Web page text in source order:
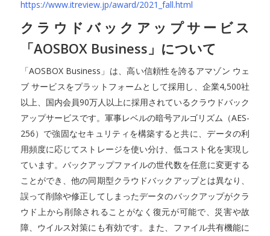
https://www.itreview.jp/award/2021_fall.html
クラウドバックアップサービス
「AOSBOX Business」について
「AOSBOX Business」は、高い信頼性を誇るアマゾン ウェ
ブ サービスをプラットフォームとして採用し、企業4,500社
以上、国内会員90万人以上に採用されているクラウドバック
アップサービスです。軍事レベルの暗号アルゴリズム（AES-
256）で強固なセキュリティを構築すると共に、データの利
用頻度に応じてストレージを使い分け、低コスト化を実現し
ています。バックアップファイルの世代数を任意に変更する
ことができ、他の同期型クラウドバックアップとは異なり、
誤って削除や修正してしまったデータのバックアップがクラ
ウド上から削除されることがなく復元が可能で、災害や故
障、ウイルス対策にも有効です。また、ファイル共有機能に